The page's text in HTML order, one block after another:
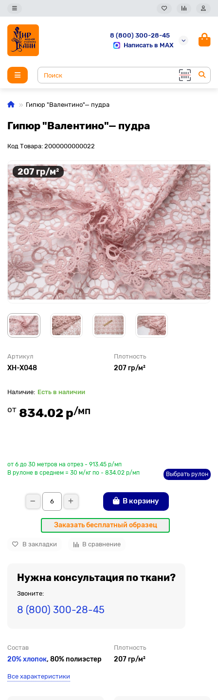
8 (800) 300-28-45
Написать в MAX
Гипюр "Валентино"— пудра
Гипюр "Валентино"— пудра
Код Товара: 2000000000022
207 гр/м²
Артикул
XH-X048
Плотность
207 гр/м²
Есть в наличии
от 834.02 р/мп
от 6 до 30 метров на отрез - 913.45 р/мп
В рулоне в среднем = 30 м/кг по - 834.02 р/мп
Выбрать рулон
В корзину
Заказать бесплатный образец
В закладки В сравнение
Нужна консультация по ткани?
Звоните:
8 (800) 300-28-45
Состав
20% хлопок, 80% полиэстер
Плотность
207 гр/м²
Все характеристики